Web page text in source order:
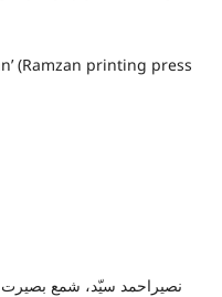
(Ramzan printing press